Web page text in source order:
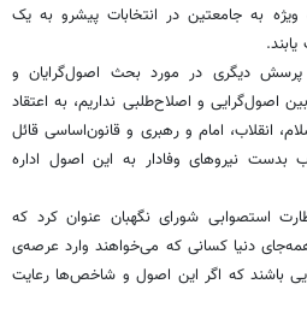
ویژه به جامعتین در انتخابات پیشرو به یک
دیگری در مورد بحث اصول‌گرایان و
اصول‌گرایی و اصلاح‌طلبی نداریم، به اعتقاد
انقلاب، امام و رهبری و قانون‌اساسی قائل
بدست نیروهای وفادار به این اصول اداره
استصوابی شورای نگهبان عنوان کرد که
دنیا کسانی که می‌خواهند وارد عرصه‌ی
باشند که اگر این اصول و شاخص‌ها رعایت